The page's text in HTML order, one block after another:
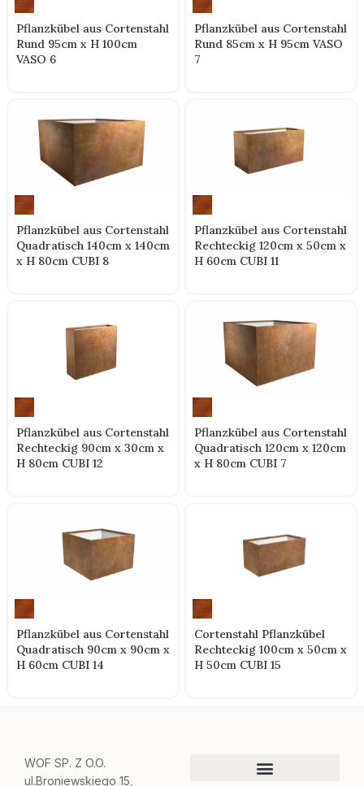
Pflanzkübel aus Cortenstahl
Rund 95cm x H 100cm
VASO 6
Pflanzkübel aus Cortenstahl
Rund 85cm x H 95cm VASO
7
Pflanzkübel aus Cortenstahl
Quadratisch 140cm x 140cm
x H 80cm CUBI 8
Pflanzkübel aus Cortenstahl
Rechteckig 120cm x 50cm x
H 60cm CUBI 11
Pflanzkübel aus Cortenstahl
Rechteckig 90cm x 30cm x
H 80cm CUBI 12
Pflanzkübel aus Cortenstahl
Quadratisch 120cm x 120cm
x H 80cm CUBI 7
Pflanzkübel aus Cortenstahl
Quadratisch 90cm x 90cm x
H 60cm CUBI 14
Cortenstahl Pflanzkübel
Rechteckig 100cm x 50cm x
H 50cm CUBI 15
WOF SP. Z O.O.
ul.Broniewskiego 15,